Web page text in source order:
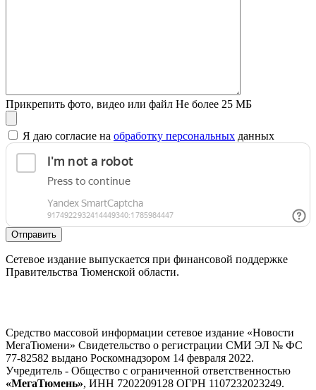
Прикрепить фото, видео или файл Не более 25 МБ
Я даю согласие на обработку персональных данных
Отправить
Сетевое издание выпускается при финансовой поддержке
Правительства Тюменской области.
Средство массовой информации сетевое издание «Новости
МегаТюмени» Свидетельство о регистрации СМИ ЭЛ № ФС
77-82582 выдано Роскомнадзором 14 февраля 2022.
Учредитель - Общество с ограниченной ответственностью
«МегаТюмень», ИНН 7202209128 ОГРН 1107232023249.